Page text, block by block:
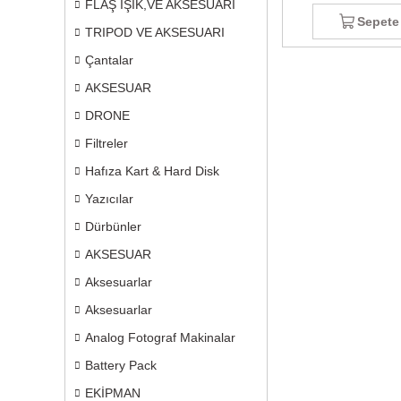
FLAŞ IŞIK,VE AKSESUARI
TRIPOD VE AKSESUARI
Çantalar
AKSESUAR
DRONE
Filtreler
Hafıza Kart & Hard Disk
Yazıcılar
Dürbünler
AKSESUAR
Aksesuarlar
Aksesuarlar
Analog Fotograf Makinalar
Battery Pack
EKİPMAN